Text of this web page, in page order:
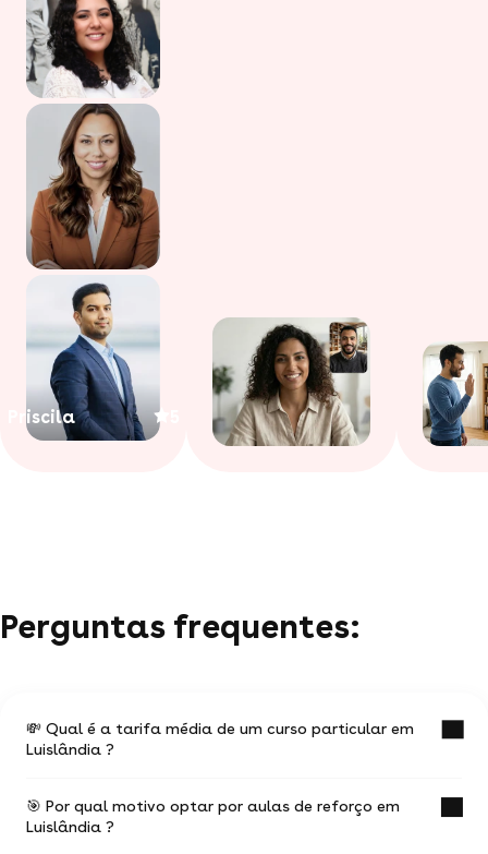
Priscila
Perguntas frequentes:
💸 Qual é a tarifa média de um curso particular em
Luislândia ?
O valor médio de uma aula particular
em Luislândia é de R$ 89.
🎯 Por qual motivo optar por aulas de reforço em
Luislândia ?